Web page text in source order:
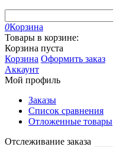
0Корзина
Товары в корзине:
Корзина пуста
Корзина Оформить заказ
Аккаунт
Мой профиль
Заказы
Список сравнения
Отложенные товары
Отслеживание заказа